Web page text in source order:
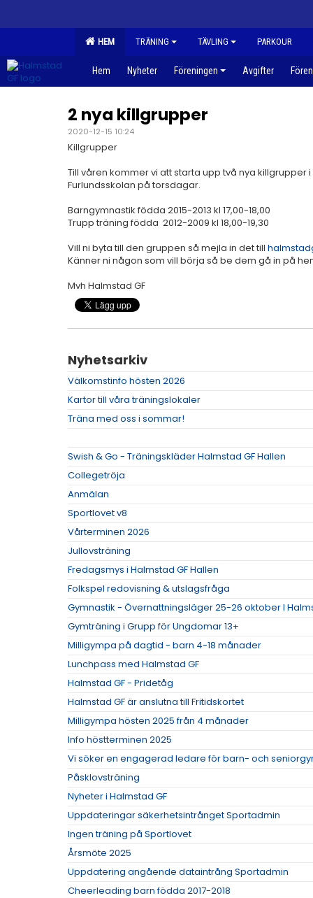
HEM TRÄNING TÄVLING PARKOUR
Hem Nyheter Föreningen Avgifter
2 nya killgrupper
2020-12-15 10:24
Killgrupper
Till våren kommer vi att starta upp två nya killgrupper
Furlundsskolan på torsdagar.
Barngymnastik födda 2015-2013 kl 17,00-18,00
Trupp träning födda 2012-2009 kl 18,00-19,30
Vill ni byta till den gruppen så mejla in det till
Känner ni någon som vill börja så be dem gå in på
Mvh Halmstad GF
Nyhetsarkiv
Välkomstinfo hösten 2026
Kartor till våra träningslokaler
Träna med oss i sommar!
Swish & Go - Träningskläder Halmstad GF Hallen
Collegetröja
Anmälan
Sportlovet v8
Vårterminen 2026
Jullovsträning
Fredagsmys i Halmstad GF Hallen
Folkspel redovisning & utslagsfråga
Gymnastik - Övernattningsläger 25-26 oktober I
Gymträning i Grupp för Ungdomar 13+
Milligympa på dagtid - barn 4-18 månader
Lunchpass med Halmstad GF
Halmstad GF - Pridetåg
Halmstad GF är anslutna till Fritidskortet
Milligympa hösten 2025 från 4 månader
Info höstterminen 2025
Vi söker en engagerad ledare för barn- och
Påsklovsträning
Nyheter i Halmstad GF
Uppdateringar säkerhetsintrånget Sportadmin
Ingen träning på Sportlovet
Årsmöte 2025
Uppdatering angående dataintrång Sportadmin
Cheerleading barn födda 2017-2018